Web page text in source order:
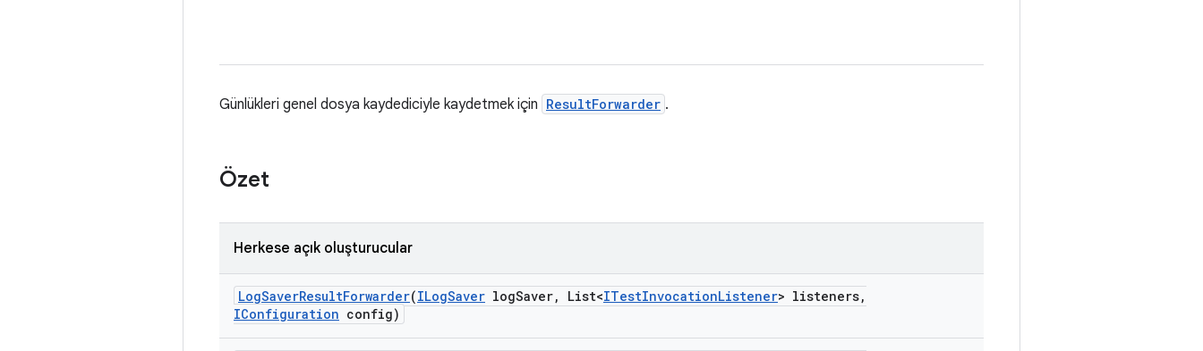
Günlükleri genel dosya kaydediciyle kaydetmek için ResultForwarder .
Özet
Herkese açık oluşturucular
LogSaverResultForwarder(ILogSaver logSaver, List<ITestInvocationListener> listeners,
IConfiguration config)